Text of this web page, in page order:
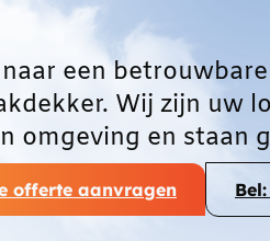
een
Wij zijn uw
omgeving en staan
offerte aanvragen